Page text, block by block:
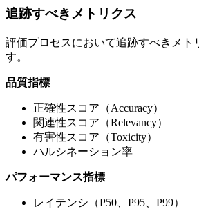
追跡すべきメトリクス
評価プロセスにおいて追跡すべきメト
す。
品質指標
正確性スコア（Accuracy）
関連性スコア（Relevancy）
有害性スコア（Toxicity）
ハルシネーション率
パフォーマンス指標
レイテンシ（P50、P95、P99）